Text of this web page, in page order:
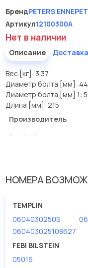
БрендPETERS
Артикул12100300A
Нет в наличии
Описание Доставка
Вес [кг]: 3.37
Диаметр болта [мм]:
Диаметр болта [мм] 1:
Длина [мм]: 215
Производитель
Вес [кг]
НОМЕРА
TEMPLIN
0604030250S
060403025108627
FEBI BILSTEIN
05016